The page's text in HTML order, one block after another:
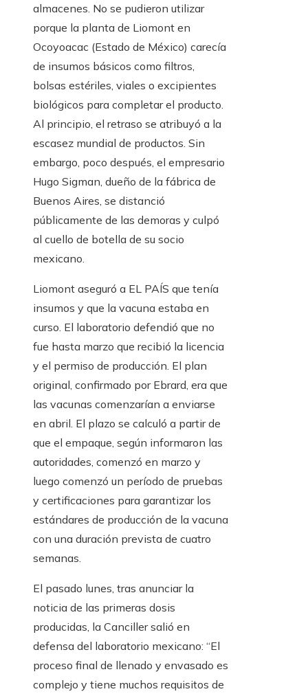
almacenes. No se pudieron utilizar
porque la planta de Liomont en
Ocoyoacac (Estado de México) carecía
de insumos básicos como filtros,
bolsas estériles, viales o excipientes
biológicos para completar el producto.
Al principio, el retraso se atribuyó a la
escasez mundial de productos. Sin
embargo, poco después, el empresario
Hugo Sigman, dueño de la fábrica de
Buenos Aires, se distanció
públicamente de las demoras y culpó
al cuello de botella de su socio
mexicano.
Liomont aseguró a EL PAÍS que tenía
insumos y que la vacuna estaba en
curso. El laboratorio defendió que no
fue hasta marzo que recibió la licencia
y el permiso de producción. El plan
original, confirmado por Ebrard, era que
las vacunas comenzarían a enviarse
en abril. El plazo se calculó a partir de
que el empaque, según informaron las
autoridades, comenzó en marzo y
luego comenzó un período de pruebas
y certificaciones para garantizar los
estándares de producción de la vacuna
con una duración prevista de cuatro
semanas.
El pasado lunes, tras anunciar la
noticia de las primeras dosis
producidas, la Canciller salió en
defensa del laboratorio mexicano: “El
proceso final de llenado y envasado es
complejo y tiene muchos requisitos de